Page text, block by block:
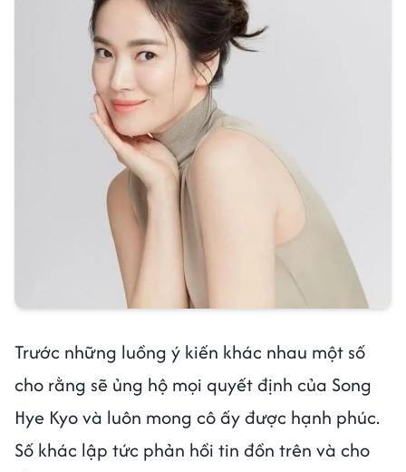
Trước những luồng ý kiến khác nhau một số
cho rằng sẽ ủng hộ mọi quyết định của Song
Hye Kyo và luôn mong cô ấy được hạnh phúc.
Số khác lập tức phản hồi tin đồn trên và cho